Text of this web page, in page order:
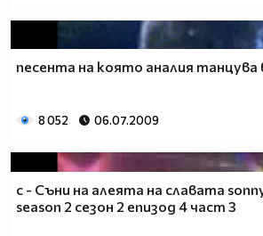
песента на която аналия танцува
8 052 06.07.2009
с - Съни на алеята на славата
season 2 сезон 2 епизод 4 част 3